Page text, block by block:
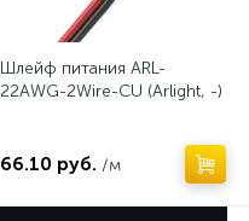
Шлейф питания ARL-
22AWG-2Wire-CU (Arlight, -)
66.10 руб. /м